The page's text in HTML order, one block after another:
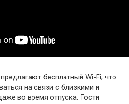
бесплатный Wi-Fi, что
на связи с близкими и
во время отпуска. Гости